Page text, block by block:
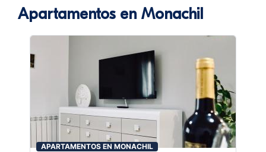
Apartamentos en Monachil
APARTAMENTOS EN MONACHIL